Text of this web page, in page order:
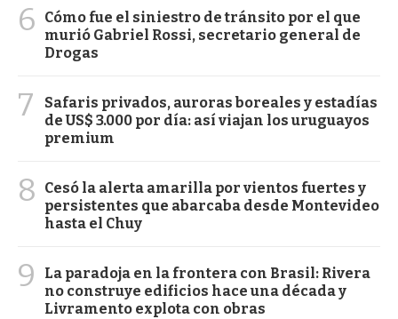
6
Cómo fue el siniestro de tránsito por el que
murió Gabriel Rossi, secretario general de
Drogas
7
Safaris privados, auroras boreales y estadías
de US$ 3.000 por día: así viajan los uruguayos
premium
8
Cesó la alerta amarilla por vientos fuertes y
persistentes que abarcaba desde Montevideo
hasta el Chuy
9
La paradoja en la frontera con Brasil: Rivera
no construye edificios hace una década y
Livramento explota con obras